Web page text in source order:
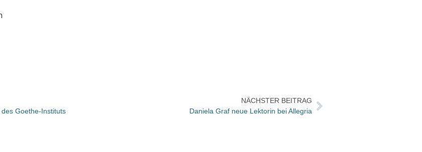
des Goethe-Instituts
NÄCHSTER BEITRAG
Daniela Graf neue Lektorin bei Allegria